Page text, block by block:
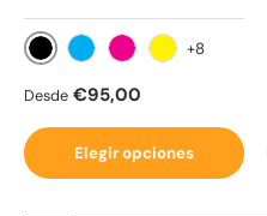
NegroCian MagentaAmarillo
+8
Precio normal
Desde €95,00
Elegir opciones